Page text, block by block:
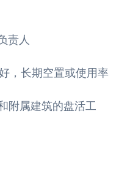
责人
，长期空置或使用率
附属建筑的盘活工